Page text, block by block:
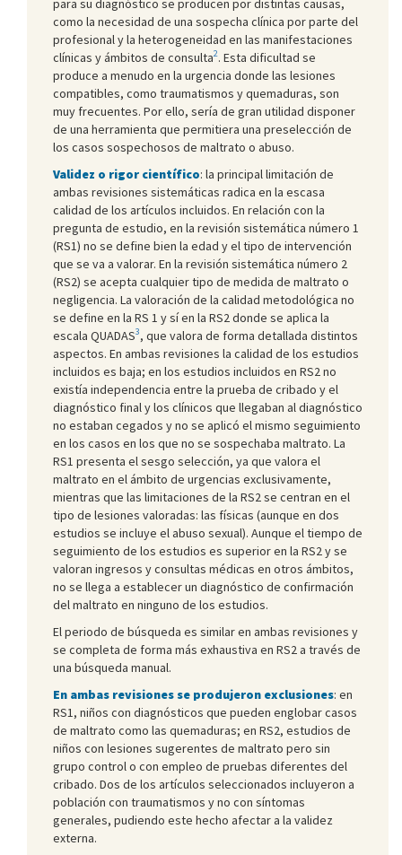
como la necesidad de una sospecha clínica por parte del
profesional y la heterogeneidad en las manifestaciones
clínicas y ámbitos de consulta2. Esta dificultad se
produce a menudo en la urgencia donde las lesiones
compatibles, como traumatismos y quemaduras, son
muy frecuentes. Por ello, sería de gran utilidad disponer
de una herramienta que permitiera una preselección de
los casos sospechosos de maltrato o abuso.
Validez o rigor científico: la principal limitación de
ambas revisiones sistemáticas radica en la escasa
calidad de los artículos incluidos. En relación con la
pregunta de estudio, en la revisión sistemática número 1
(RS1) no se define bien la edad y el tipo de intervención
que se va a valorar. En la revisión sistemática número 2
(RS2) se acepta cualquier tipo de medida de maltrato o
negligencia. La valoración de la calidad metodológica no
se define en la RS 1 y sí en la RS2 donde se aplica la
escala QUADAS3, que valora de forma detallada distintos
aspectos. En ambas revisiones la calidad de los estudios
incluidos es baja; en los estudios incluidos en RS2 no
existía independencia entre la prueba de cribado y el
diagnóstico final y los clínicos que llegaban al diagnóstico
no estaban cegados y no se aplicó el mismo seguimiento
en los casos en los que no se sospechaba maltrato. La
RS1 presenta el sesgo selección, ya que valora el
maltrato en el ámbito de urgencias exclusivamente,
mientras que las limitaciones de la RS2 se centran en el
tipo de lesiones valoradas: las físicas (aunque en dos
estudios se incluye el abuso sexual). Aunque el tiempo de
seguimiento de los estudios es superior en la RS2 y se
valoran ingresos y consultas médicas en otros ámbitos,
no se llega a establecer un diagnóstico de confirmación
del maltrato en ninguno de los estudios.
El periodo de búsqueda es similar en ambas revisiones y
se completa de forma más exhaustiva en RS2 a través de
una búsqueda manual.
En ambas revisiones se produjeron exclusiones: en
RS1, niños con diagnósticos que pueden englobar casos
de maltrato como las quemaduras; en RS2, estudios de
niños con lesiones sugerentes de maltrato pero sin
grupo control o con empleo de pruebas diferentes del
cribado. Dos de los artículos seleccionados incluyeron a
población con traumatismos y no con síntomas
generales, pudiendo este hecho afectar a la validez
externa.